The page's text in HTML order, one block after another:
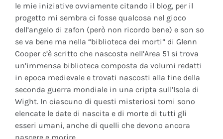
le mie iniziative ovviamente citando il blog, per il
progetto mi sembra ci fosse qualcosa nel gioco
dell’angelo di zafon (però non ricordo bene) e son so
se va bene ma nella “biblioteca dei morti” di Glenn
Cooper c’è scritto che nascosta nell’Area 51 si trova
un’immensa biblioteca composta da volumi redatti
in epoca medievale e trovati nascosti alla fine della
seconda guerra mondiale in una cripta sull’Isola di
Wight. In ciascuno di questi misteriosi tomi sono
elencate le date di nascita e di morte di tutti gli
esseri umani, anche di quelli che devono ancora